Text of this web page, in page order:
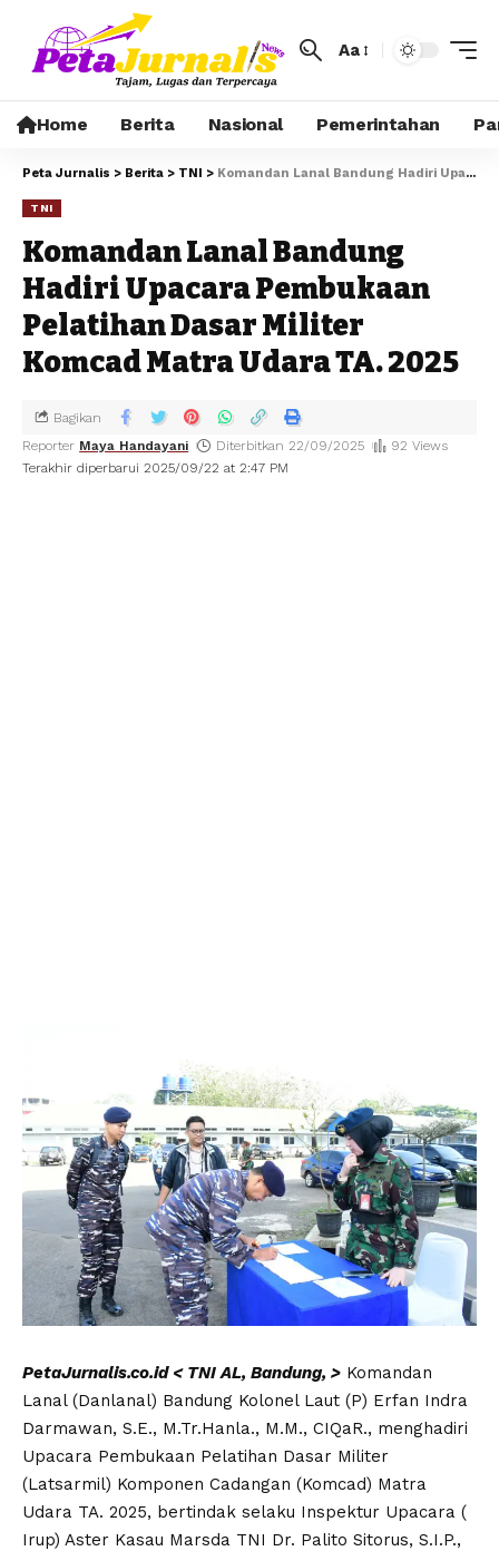
Aa
Home Berita Nasional Pemerintahan
Peta Jurnalis > Berita > TNI > Komandan Lanal Bandung Hadiri Upacara Pembukaan Pelatihan Dasar Militer Komcad Matra Udara TA. 2025
TNI
Komandan Lanal Bandung
Hadiri Upacara Pembukaan
Pelatihan Dasar Militer
Komcad Matra Udara TA. 2025
Terakhir diperbarui 2025/09/22 at 2:47 PM
Reporter Maya Handayani Diterbitkan 22/09/2025 92 Views
Bagikan
PetaJurnalis.co.id < TNI AL, Bandung, > Komandan
Lanal (Danlanal) Bandung Kolonel Laut (P) Erfan Indra
Darmawan, S.E., M.Tr.Hanla., M.M., CIQaR., menghadiri
Upacara Pembukaan Pelatihan Dasar Militer
(Latsarmil) Komponen Cadangan (Komcad) Matra
Udara TA. 2025, bertindak selaku Inspektur Upacara (
Irup) Aster Kasau Marsda TNI Dr. Palito Sitorus, S.I.P.,